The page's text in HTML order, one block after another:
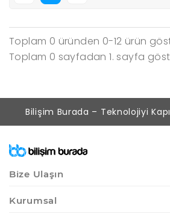
Toplam 0 üründen 0-12 ürün
Toplam 0 sayfadan 1. sayfa
Bilişim Burada – Teknolojiyi
Bize Ulaşın
Kurumsal